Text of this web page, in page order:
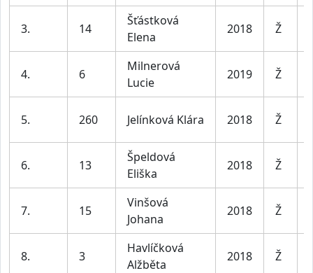
3. 14
Šťástková
Elena
2018 Ž
4. 6
Milnerová
Lucie
2019 Ž
5. 260 Jelínková Klára 2018 Ž
6. 13
Špeldová
Eliška
2018 Ž
7. 15
Vinšová
Johana
2018 Ž
8. 3
Havlíčková
Alžběta
2018 Ž